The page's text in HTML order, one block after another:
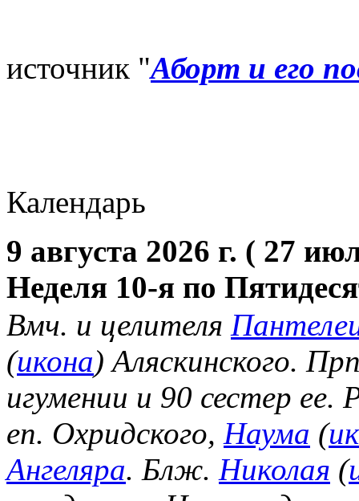
источник "Аборт и его
Календарь
9 августа 2026 г. ( 27
Неделя 10-я по
Вмч. и целителя
(икона) Аляскинского.
игумении и 90 сестер ее.
еп. Охридского, Наума (
Ангеляра. Блж. Николая (